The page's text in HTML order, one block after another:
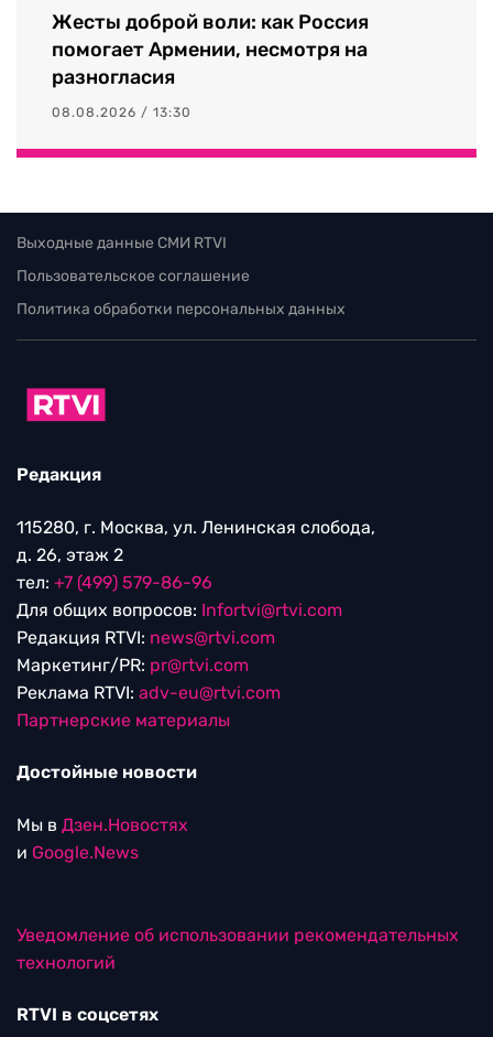
Жесты доброй воли: как Россия
помогает Армении, несмотря на
разногласия
08.08.2026 / 13:30
Выходные данные СМИ RTVI
Пользовательское соглашение
Политика обработки персональных данных
Редакция
115280, г. Москва, ул. Ленинская слобода,
д. 26, этаж 2
тел: +7 (499) 579-86-96
Для общих вопросов: Infortvi@rtvi.com
Редакция RTVI: news@rtvi.com
Маркетинг/PR: pr@rtvi.com
Реклама RTVI: adv-eu@rtvi.com
Партнерские материалы
Достойные новости
Мы в Дзен.Новостях
и Google.News
Уведомление об использовании рекомендательных
технологий
RTVI в соцсетях